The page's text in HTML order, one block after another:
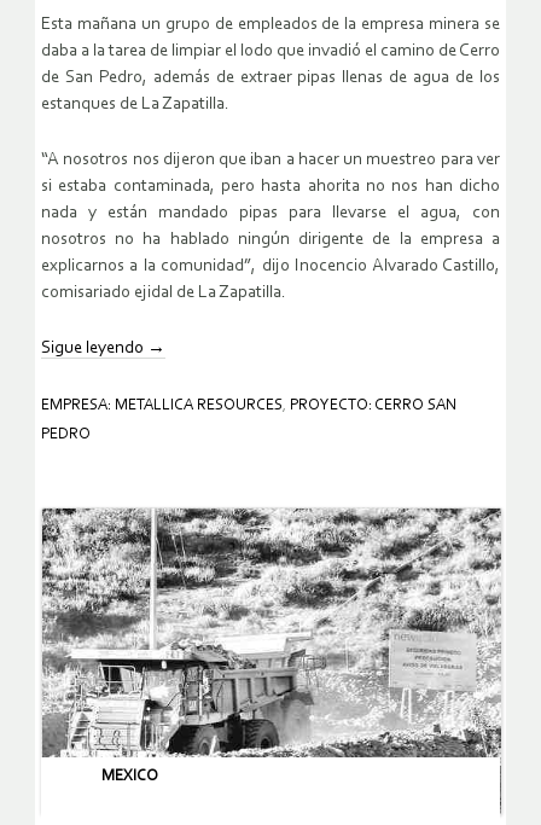
Esta mañana un grupo de empleados de la empresa minera se
daba a la tarea de limpiar el lodo que invadió el camino de Cerro
de San Pedro, además de extraer pipas llenas de agua de los
estanques de La Zapatilla.
“A nosotros nos dijeron que iban a hacer un muestreo para ver
si estaba contaminada, pero hasta ahorita no nos han dicho
nada y están mandado pipas para llevarse el agua, con
nosotros no ha hablado ningún dirigente de la empresa a
explicarnos a la comunidad”, dijo Inocencio Alvarado Castillo,
comisariado ejidal de La Zapatilla.
Sigue leyendo →
EMPRESA: METALLICA RESOURCES, PROYECTO: CERRO SAN
PEDRO
MEXICO